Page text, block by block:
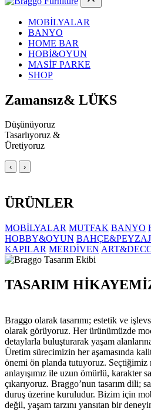
MOBİLYALAR
BANYO
HOME BAR
HOBİ&OYUN
MASİF PARKE
SHOP
Zamansız& LÜKS
Düşünüyoruz
Tasarlıyoruz &
Üretiyoruz
‹ ›
ÜRÜNLER
MOBİLYALAR MUTFAK BANYO
HOBBY&OYUN BAHÇE&PEYZAJ
KAPILAR MERDİVEN
TASARIM
Braggo olarak tasarımı; estetik ve
olarak görüyoruz. Her ürünümüzde
detaylarla buluşturarak yaşam
Üretim sürecimizin her aşamasında
önemi ön planda tutuyoruz. Seçtiğimiz
anlayışımız ile uzun ömürlü, karakter
çıkarıyoruz. Braggo’nun tasarım dili;
duruş üzerine kuruludur. Bizim için
değil, yaşam tarzını yansıtan bir